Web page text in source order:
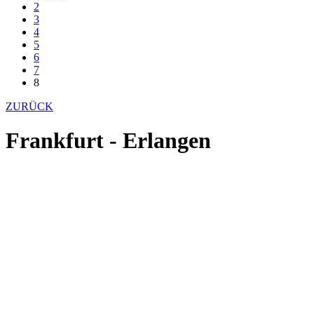
2
3
4
5
6
7
8
ZURÜCK
Frankfurt - Erlangen